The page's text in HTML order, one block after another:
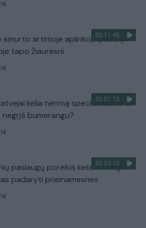
00:11:45
smurto artimoje aplinkoje padėtį:
tapo žiauresni
00:01:10
kelia nerimą specialistams: ar
negrįš bumerangu?
00:03:23
paslaugų poreikis kelia nerimą:
padaryti prieinamesnes